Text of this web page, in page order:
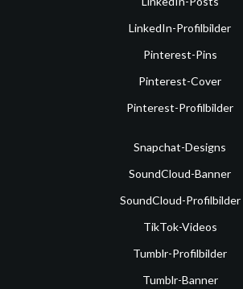
LinkedIn-Profilbilder
Pinterest-Pins
Pinterest-Cover
Pinterest-Profilbilder
Snapchat-Designs
SoundCloud-Banner
SoundCloud-Profilbilder
TikTok-Videos
Tumblr-Profilbilder
Tumblr-Banner